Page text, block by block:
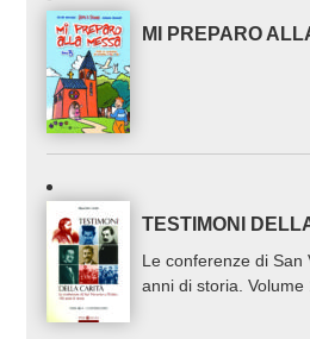
MI PREPARO
TESTIMONI
Le conferenze di San
anni di storia.